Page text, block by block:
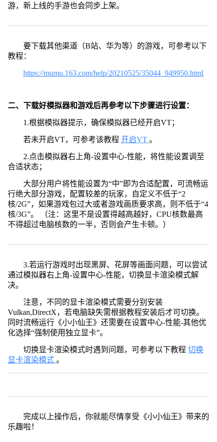
游，新上线的手游也会同步上架。
要下载其他渠道（B站、华为等）的游戏，可参考以下
教程：
https://mumu.163.com/help/20210525/35044_949950.html
二、下载好模拟器和游戏后再参考以下步骤进行设置：
1.根据模拟器提示，确保模拟器已经开启VT；
若未开启VT，可参考该教程 开启VT 。
2.点击模拟器右上角-设置中心-性能，将性能设置调至
合适状态；
大部分用户将性能设置为“中”即为合适配置，可流畅运
行绝大部分游戏，配置较差的玩家，自定义不低于“2
核/2G”，如果游戏包过大或者游戏画质要求高，则不低于“4
核/3G”。 （注：这里不是设置得越高越好，CPU核数最高
不得超过电脑核数的一半，否则会产生卡顿。）
3.若运行游戏时出现黑屏、花屏等画面问题，可以尝试
通过模拟器右上角-设置中心-性能，切换显卡渲染模式解
决。
注意，不同的显卡渲染模式需要分别安装
Vulkan,DirectX，若电脑缺失需根据教程安装后才可切换。
同时流畅运行《小小仙王》还需要在设置中心-性能-其他优
化选择“强制使用独立显卡”。
切换显卡渲染模式时遇到问题，可参考以下教程 切换
显卡渲染模式 。
完成以上操作后，你就能尽情享受《小小仙王》带来的
乐趣啦！